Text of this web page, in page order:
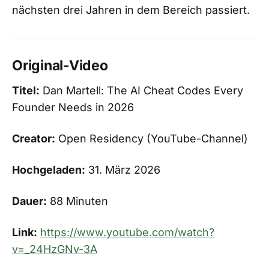
nächsten drei Jahren in dem Bereich passiert.
Original-Video
Titel: Dan Martell: The AI Cheat Codes Every
Founder Needs in 2026
Creator: Open Residency (YouTube-Channel)
Hochgeladen: 31. März 2026
Dauer: 88 Minuten
Link: https://www.youtube.com/watch?
v=_24HzGNv-3A